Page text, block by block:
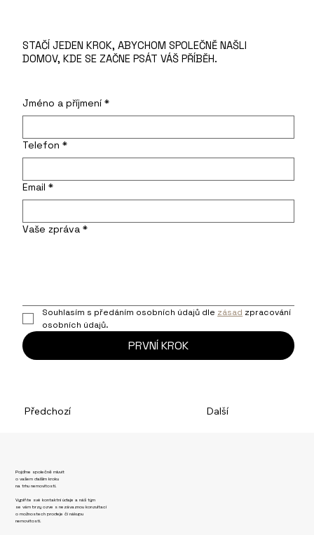
STAČÍ JEDEN KROK, ABYCHOM SPOLEČNĚ NAŠLI
DOMOV, KDE SE ZAČNE PSÁT VÁŠ PŘÍBĚH.
Jméno a příjmení *
Telefon *
Email *
Vaše zpráva *
Souhlasím s předáním osobních údajů dle zásad zpracování
osobních údajů.
PRVNÍ KROK
Předchozí Další
Pojďme společně mluvit
o vašem dalším kroku
na trhu nemovitostí.
Vyplňte své kontaktní údaje a náš tým
se vám brzy ozve s nezávaznou konzultací
o možnostech prodeje či nákupu
nemovitosti.